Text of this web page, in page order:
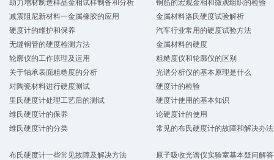
助力增材制造样品金相试样制备和分析
钢筋的宏观金相和微观组织的检验
减震阻尼新材料一金属橡胶的应用
金属材料洛氏硬度试验解析
硬度计的维护和保养
汽车行业常用的硬度试验方法
无缝钢管的硬度检测方法
金属材料的硬度
轮廓仪的工作原理及运用
粗糙度仪和轮廓仪的区别
关于轴承表面粗糙度的分析
光谱分析仪的基本原理是什么
对陶瓷材料进行硬度测试
硬度计的检验
里氏硬度计处理工艺后的测试
硬度计使用的基本知识
维氏硬度计的保养
论硬度计的使用
维氏硬度计的分类
常见的布氏硬度计的故障和解决办法
布氏硬度计一些常见故障及解决方法
原子吸收光谱仪实验室基本疑问解答